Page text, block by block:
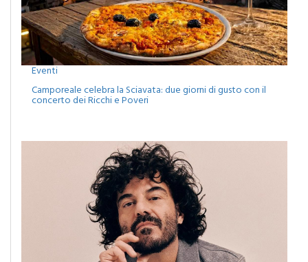
Eventi
Camporeale celebra la Sciavata: due giorni di gusto con il